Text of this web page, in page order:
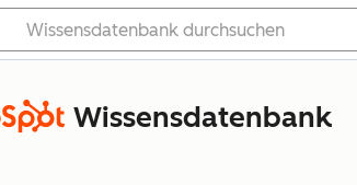
Wissensdatenbank